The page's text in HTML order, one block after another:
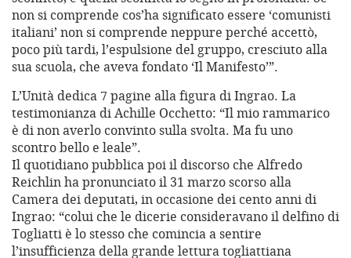
non si comprende cos’ha significato essere ‘comunisti
italiani’ non si comprende neppure perché accettò,
poco più tardi, l’espulsione del gruppo, cresciuto alla
sua scuola, che aveva fondato ‘Il Manifesto’”.
L’Unità dedica 7 pagine alla figura di Ingrao. La
testimonianza di Achille Occhetto: “Il mio rammarico
è di non averlo convinto sulla svolta. Ma fu uno
scontro bello e leale”.
Il quotidiano pubblica poi il discorso che Alfredo
Reichlin ha pronunciato il 31 marzo scorso alla
Camera dei deputati, in occasione dei cento anni di
Ingrao: “colui che le dicerie consideravano il delfino di
Togliatti è lo stesso che comincia a sentire
l’insufficienza della grande lettura togliattiana